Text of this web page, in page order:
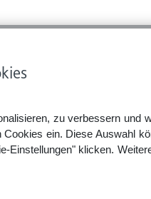
zu verbessern und
ein. Diese Auswahl
Einstellungen" klicken.
auf Rückzahlungsanspruch